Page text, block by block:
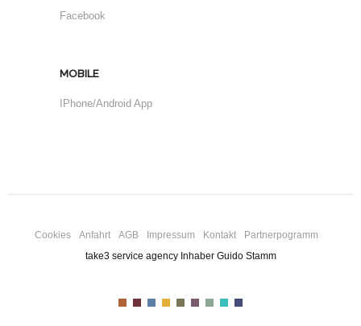
Facebook
MOBILE
IPhone/Android App
Cookies Anfahrt AGB Impressum Kontakt
Partnerpogramm
take3 service agency Inhaber Guido Stamm